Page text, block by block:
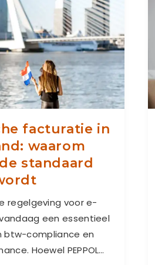
facturatie in
waarom
standaard
regelgeving voor e-
een essentieel
btw-compliance en
Hoewel PEPPOL…